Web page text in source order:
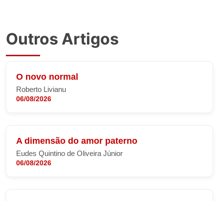
Outros Artigos
O novo normal
Roberto Livianu
06/08/2026
A dimensão do amor paterno
Eudes Quintino de Oliveira Júnior
06/08/2026